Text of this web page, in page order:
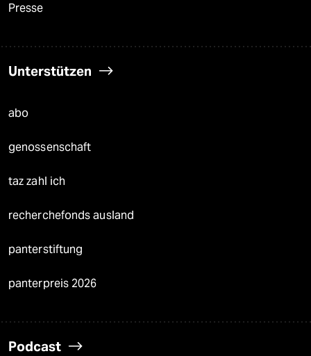
Presse
Unterstützen
abo
genossenschaft
taz zahl ich
recherchefonds ausland
panterstiftung
panterpreis 2026
Podcast